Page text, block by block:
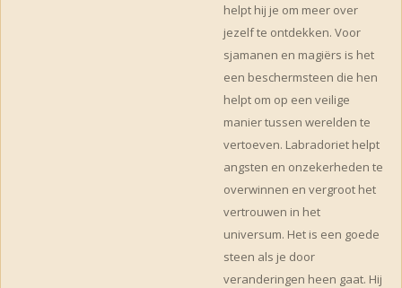
helpt hij je om meer over
jezelf te ontdekken. Voor
sjamanen en magiërs is het
een beschermsteen die hen
helpt om op een veilige
manier tussen werelden te
vertoeven. Labradoriet helpt
angsten en onzekerheden te
overwinnen en vergroot het
vertrouwen in het
universum. Het is een goede
steen als je door
veranderingen heen gaat. Hij